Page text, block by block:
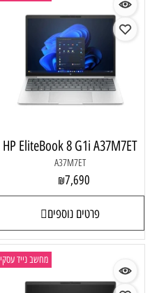
HP EliteBook 8 G1i A37M7ET
A37M7ET
₪7,690
פרטים נוספים
מחשב נייד עסקי